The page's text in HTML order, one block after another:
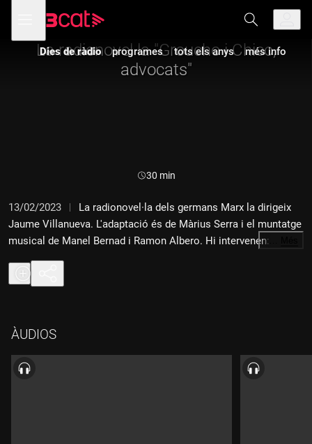
navegació
principal
menú
de
Dies de ràdio programes tots els anys més info
La radionovel·la "Groucho i Chico,
advocats"
Durada:
30 min
13/02/2023
La radionovel·la dels germans Marx la dirigeix
Jaume Villanueva. L'adaptació és de Màrius Serra i el muntatge
musical de Manel Bernad i Ramon Albero. Hi intervenen:
Joaquim Díaz, Joan Pera, Margarida Minguillón, Enric Pous,
Mercè Arànega, Enric Casamitjana, Joaquim Cardona,
Montserrat Miralles...
ÀUDIOS